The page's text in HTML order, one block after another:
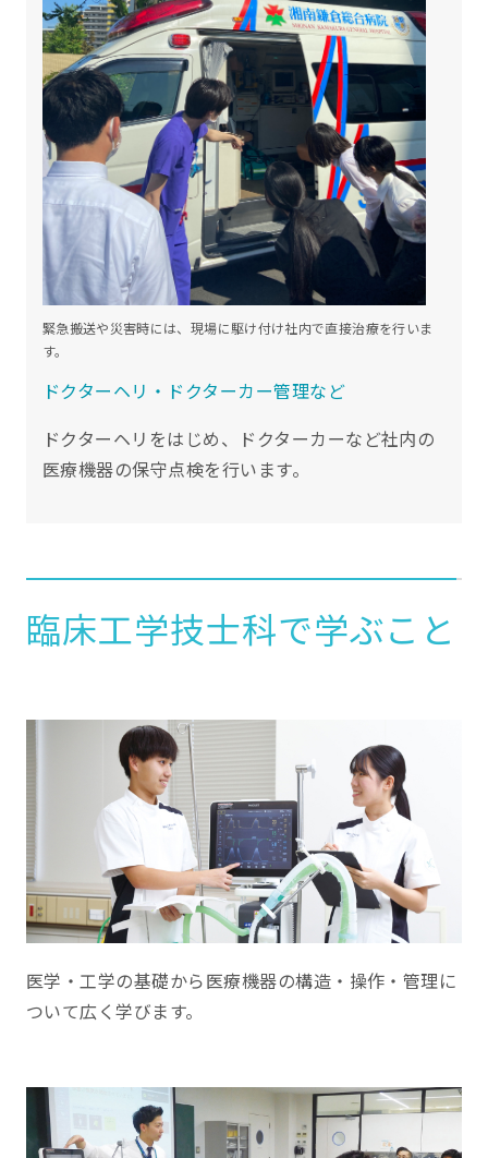
緊急搬送や災害時には、現場に駆け付け社内で直接治療を行いま
す。
ドクターヘリ・ドクターカー管理など
ドクターヘリをはじめ、ドクターカーなど社内の
医療機器の保守点検を行います。
臨床工学技士科で学ぶこと
医学・工学の基礎から医療機器の構造・操作・管理に
ついて広く学びます。